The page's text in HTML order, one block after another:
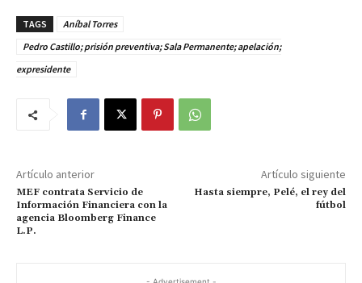
TAGS
Aníbal Torres
Pedro Castillo; prisión preventiva; Sala Permanente; apelación;
expresidente
Artículo anterior
MEF contrata Servicio de
Información Financiera con la
agencia Bloomberg Finance
L.P.
Artículo siguiente
Hasta siempre, Pelé, el rey del
fútbol